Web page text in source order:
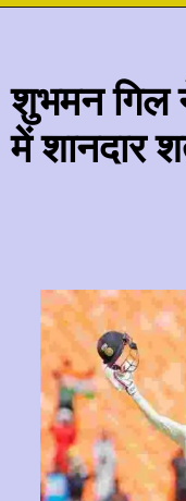
शुभमन
में शानदार